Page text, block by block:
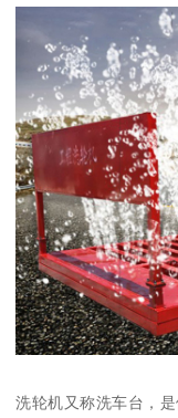
洗轮机又称洗车台，